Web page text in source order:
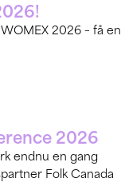
2026 – få en
2026
endnu en gang
Folk Canada